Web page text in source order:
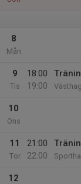
8
Mån
9
Tis
18:00
19:00
10
Ons
11
Tor
21:00
22:00
12